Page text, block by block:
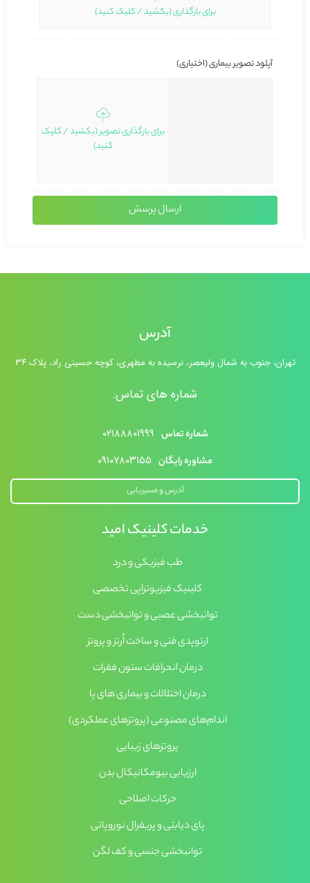
برای بارگذاری (بکشید / کلیک کنید)
آپلود تصویر بیماری (اختیاری)
برای بارگذاری تصویر (بکشید / کلیک
کنید)
آدرس
تهران، جنوب به شمال ولیعصر، نرسیده به مطهری، کوچه حسینی راد، پلاک ۳۴
شماره های تماس:
شماره تماس ۰۲۱۸۸۸۰۱۹۹۹
مشاوره رایگان ۰۹۱۰۷۸۰۳۱۵۵
آدرس و مسیریابی
خدمات کلینیک امید
طب فیزیکی و درد
کلینیک فیزیوتراپی تخصصی
توانبخشی عصبی و توانبخشی دست
ارتوپدی فنی و ساخت اُرتز و پروتز
درمان انحرافات ستون فقرات
درمان اختلالات و بیماری های پا
اندام‌های مصنوعی (پروتزهای عملکردی)
پروتزهای زیبایی
ارزیابی بیومکانیکال بدن
حرکات اصلاحی
پای دیابتی و پریفرال نوروپاتی
توانبخشی جنسی و کف لگن